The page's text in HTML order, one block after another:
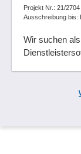
Projekt Nr.: 21/2704
Ausschreibung bis:
Wir suchen